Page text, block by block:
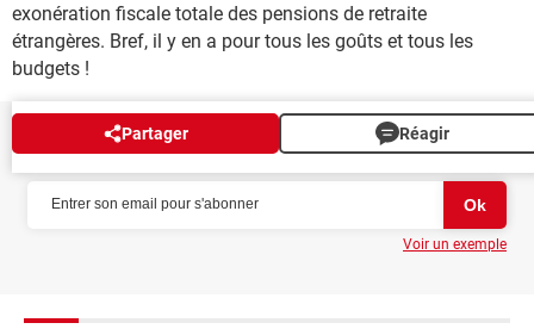
exonération fiscale totale des pensions de retraite
étrangères. Bref, il y en a pour tous les goûts et tous les
budgets !
Partager Réagir
NEWSLETTER
Voir un exemple